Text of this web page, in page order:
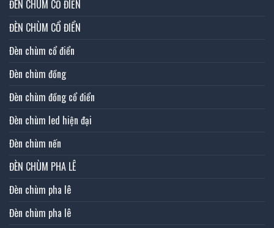
ĐÈN CHÙM CỔ ĐIỂN
ĐÈN CHÙM CỔ ĐIỂN
Đèn chùm cổ điển
Đèn chùm đồng
Đèn chùm đồng cổ điển
Đèn chùm led hiện đại
Đèn chùm nến
ĐÈN CHÙM PHA LÊ
Đèn chùm pha lê
Đèn chùm pha lê